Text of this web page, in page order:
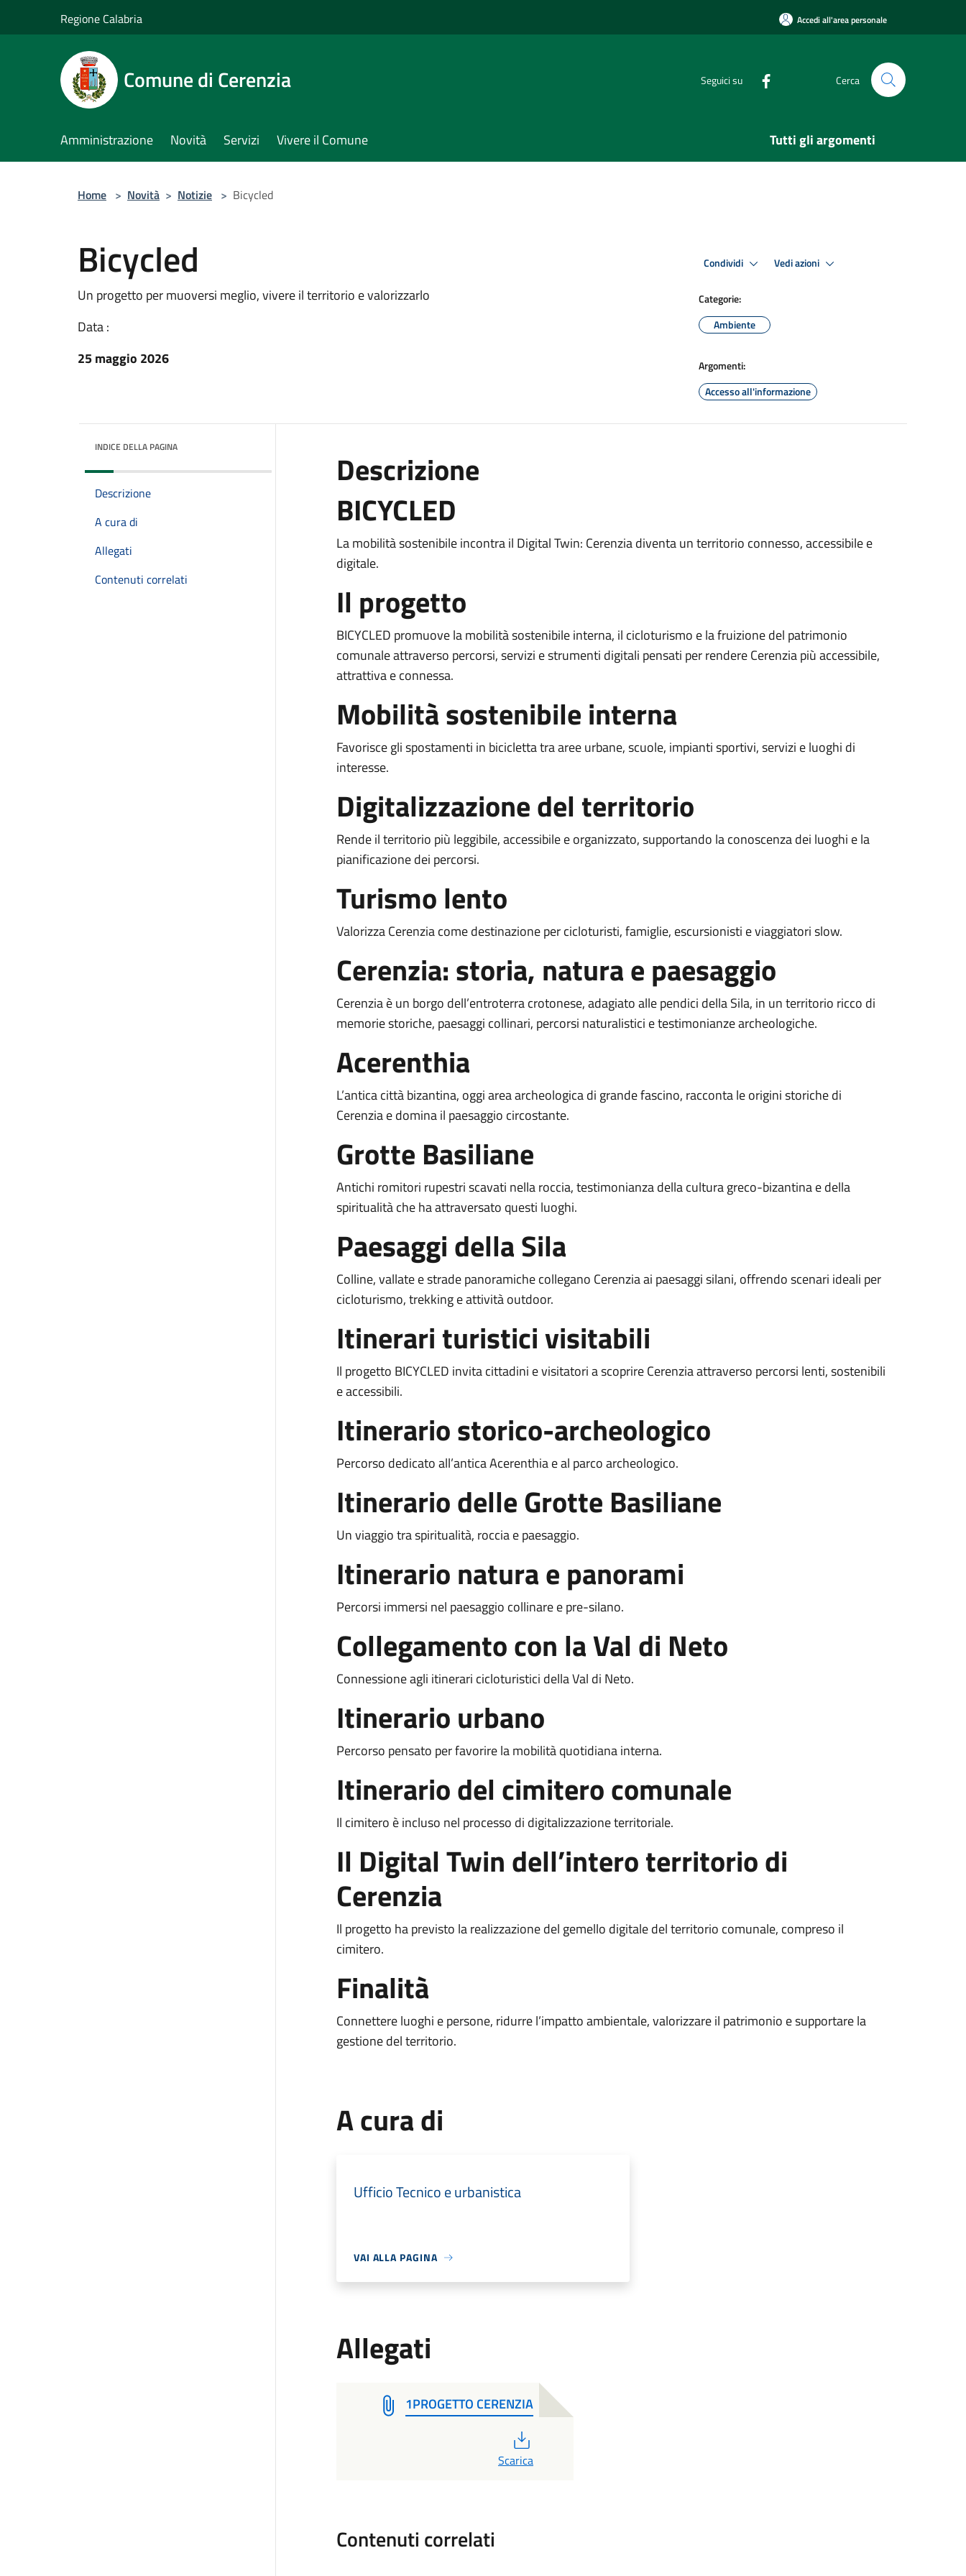
Regione Calabria Accedi all'area personale
Comune di Cerenzia Seguici su Cerca
Amministrazione Novità Servizi Vivere il Comune Tutti gli argomenti
Home > Novità > Notizie > Bicycled
Bicycled
Un progetto per muoversi meglio, vivere il territorio e valorizzarlo
Data :
25 maggio 2026
Condividi Vedi azioni
Categorie:
Ambiente
Argomenti:
Accesso all'informazione
INDICE DELLA PAGINA
Descrizione
A cura di
Allegati
Contenuti correlati
Descrizione
BICYCLED
La mobilità sostenibile incontra il Digital Twin: Cerenzia diventa un territorio connesso, accessibile e
digitale.
Il progetto
BICYCLED promuove la mobilità sostenibile interna, il cicloturismo e la fruizione del patrimonio
comunale attraverso percorsi, servizi e strumenti digitali pensati per rendere Cerenzia più accessibile,
attrattiva e connessa.
Mobilità sostenibile interna
Favorisce gli spostamenti in bicicletta tra aree urbane, scuole, impianti sportivi, servizi e luoghi di
interesse.
Digitalizzazione del territorio
Rende il territorio più leggibile, accessibile e organizzato, supportando la conoscenza dei luoghi e la
pianificazione dei percorsi.
Turismo lento
Valorizza Cerenzia come destinazione per cicloturisti, famiglie, escursionisti e viaggiatori slow.
Cerenzia: storia, natura e paesaggio
Cerenzia è un borgo dell’entroterra crotonese, adagiato alle pendici della Sila, in un territorio ricco di
memorie storiche, paesaggi collinari, percorsi naturalistici e testimonianze archeologiche.
Acerenthia
L’antica città bizantina, oggi area archeologica di grande fascino, racconta le origini storiche di
Cerenzia e domina il paesaggio circostante.
Grotte Basiliane
Antichi romitori rupestri scavati nella roccia, testimonianza della cultura greco-bizantina e della
spiritualità che ha attraversato questi luoghi.
Paesaggi della Sila
Colline, vallate e strade panoramiche collegano Cerenzia ai paesaggi silani, offrendo scenari ideali per
cicloturismo, trekking e attività outdoor.
Itinerari turistici visitabili
Il progetto BICYCLED invita cittadini e visitatori a scoprire Cerenzia attraverso percorsi lenti, sostenibili
e accessibili.
Itinerario storico-archeologico
Percorso dedicato all’antica Acerenthia e al parco archeologico.
Itinerario delle Grotte Basiliane
Un viaggio tra spiritualità, roccia e paesaggio.
Itinerario natura e panorami
Percorsi immersi nel paesaggio collinare e pre-silano.
Collegamento con la Val di Neto
Connessione agli itinerari cicloturistici della Val di Neto.
Itinerario urbano
Percorso pensato per favorire la mobilità quotidiana interna.
Itinerario del cimitero comunale
Il cimitero è incluso nel processo di digitalizzazione territoriale.
Il Digital Twin dell’intero territorio di
Cerenzia
Il progetto ha previsto la realizzazione del gemello digitale del territorio comunale, compreso il
cimitero.
Finalità
Connettere luoghi e persone, ridurre l’impatto ambientale, valorizzare il patrimonio e supportare la
gestione del territorio.
A cura di
Ufficio Tecnico e urbanistica
VAI ALLA PAGINA
Allegati
1PROGETTO CERENZIA
Scarica
Contenuti correlati